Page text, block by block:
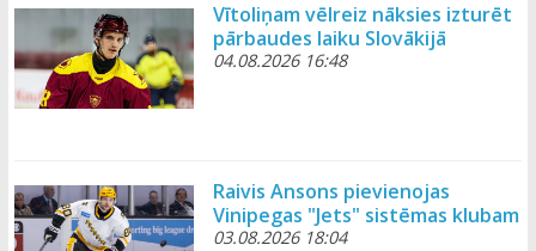
Vītoliņam vēlreiz nāksies izturēt
pārbaudes laiku Slovākijā
04.08.2026 16:48
Raivis Ansons pievienojas
Vinipegas "Jets" sistēmas klubam
03.08.2026 18:04